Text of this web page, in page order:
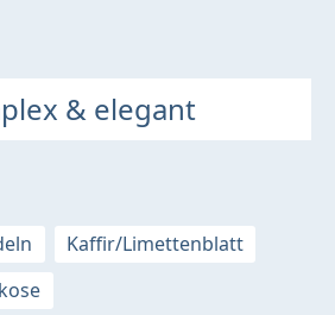
& elegant
Kaffir/Limettenblatt